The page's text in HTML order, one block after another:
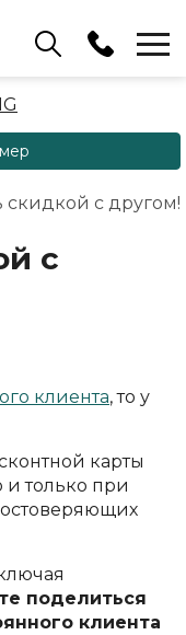
93 22
35 07
91 10
скидкой с другом!
с
клиента, то у
карты
и только при
поделиться
клиента